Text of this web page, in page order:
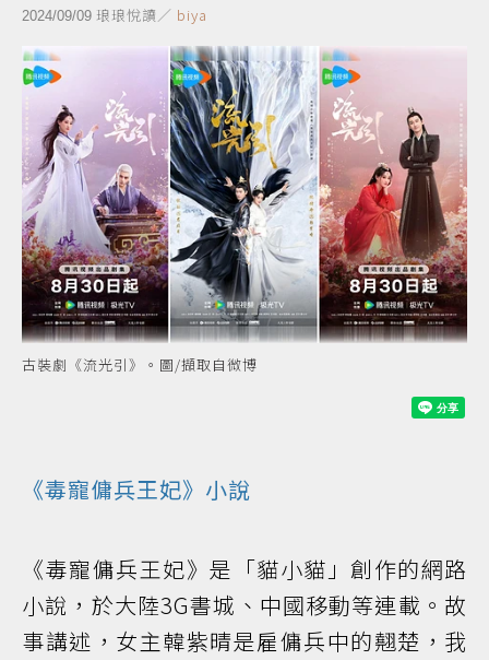
2024/09/09 琅琅悅讀／ biya
古裝劇《流光引》。圖/擷取自微博
《毒寵傭兵王妃》 小說
《毒寵傭兵王妃》是「貓小貓」創作的網路
小說，於大陸3G書城、中國移動等連載。故
事講述，女主韓紫晴是雇傭兵中的翹楚，我